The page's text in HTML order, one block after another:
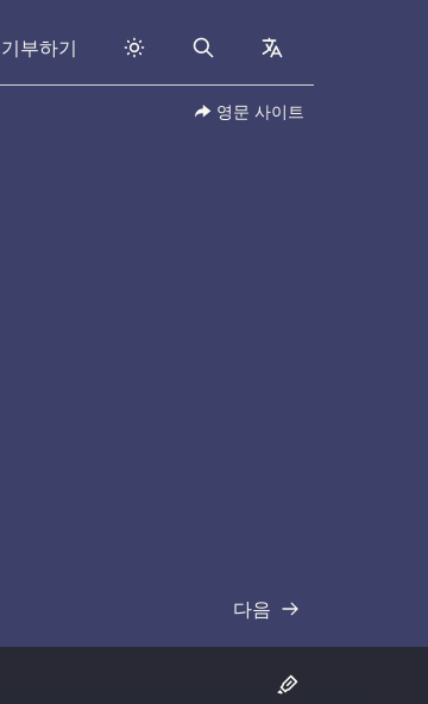
기부하기 Search collapsed
영문 사이트
다음
기록